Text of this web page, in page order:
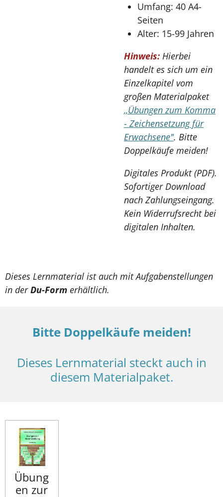
Umfang: 40 A4-
Seiten
Alter: 15-99 Jahren
Hinweis: Hierbei
handelt es sich um ein
Einzelkapitel vom
großen Materialpaket
,,Übungen zum Komma
- Zeichensetzung für
Erwachsene". Bitte
Doppelkäufe meiden!
Digitales Produkt (PDF).
Sofortiger Download
nach Zahlungseingang.
Kein Widerrufsrecht bei
digitalen Inhalten.
Dieses Lernmaterial ist auch mit Aufgabenstellungen
in derDu-Form erhältlich.
Bitte Doppelkäufe meiden!
Dieses Lernmaterial steckt auch in
diesem Materialpaket.
Übung
en zur